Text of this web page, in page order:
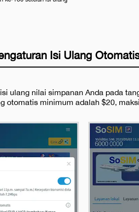
Isi Ulang
ulang nilai simpanan Anda pada
otomatis minimum adalah $20,